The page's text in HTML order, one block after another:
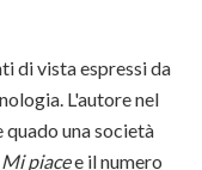
di vista espressi da
L'autore nel
una società
Mi piacee il numero